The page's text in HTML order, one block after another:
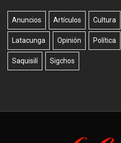
Anuncios Artículos Cultura
Latacunga Opinión Política
Saquisilí Sigchos